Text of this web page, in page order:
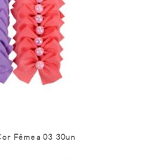
Fêmea 03 30un